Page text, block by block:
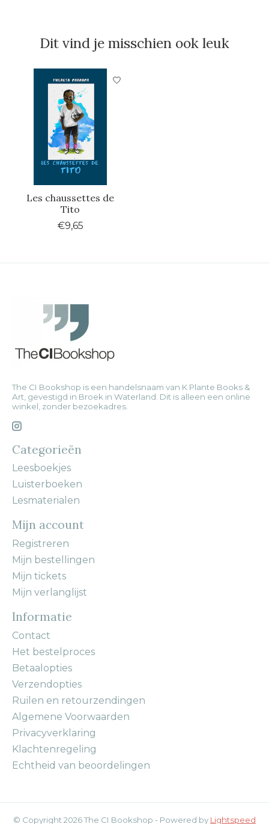
Dit vind je misschien ook leuk
Items van productcarrousel
Les chaussettes de
Tito
€9,65
The CI Bookshop is een handelsnaam van K Plante Books &
Art, gevestigd in Broek in Waterland. Dit is alleen een online
winkel, zonder bezoekadres.
Categorieën
Leesboekjes
Luisterboeken
Lesmaterialen
Mijn account
Registreren
Mijn bestellingen
Mijn tickets
Mijn verlanglijst
Informatie
Contact
Het bestelproces
Betaalopties
Verzendopties
Ruilen en retourzendingen
Algemene Voorwaarden
Privacyverklaring
Klachtenregeling
Echtheid van beoordelingen
© Copyright 2026 The CI Bookshop - Powered by Lightspeed